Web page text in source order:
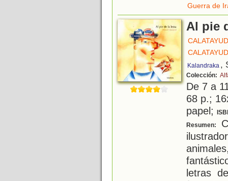
Guerra de
Al pie
Kalandraka ,
Colección:
De 7 a
68 p.;
papel;
Resumen:
letras